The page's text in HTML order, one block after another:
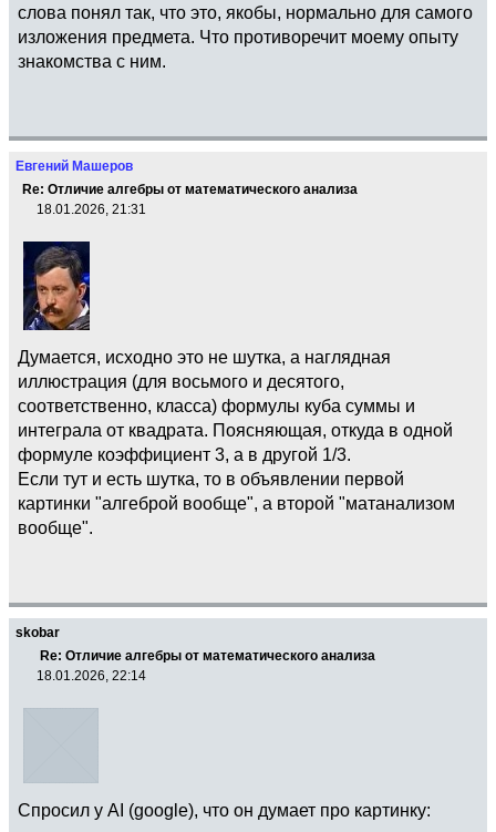
слова понял так, что это, якобы, нормально для самого
изложения предмета. Что противоречит моему опыту
знакомства с ним.
Евгений Машеров
Re: Отличие алгебры от математического анализа
18.01.2026, 21:31
Думается, исходно это не шутка, а наглядная
иллюстрация (для восьмого и десятого,
соответственно, класса) формулы куба суммы и
интеграла от квадрата. Поясняющая, откуда в одной
формуле коэффициент 3, а в другой 1/3.
Если тут и есть шутка, то в объявлении первой
картинки "алгеброй вообще", а второй "матанализом
вообще".
skobar
Re: Отличие алгебры от математического анализа
18.01.2026, 22:14
Спросил у AI (google), что он думает про картинку: